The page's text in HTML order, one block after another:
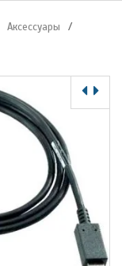
Аксессуары
/